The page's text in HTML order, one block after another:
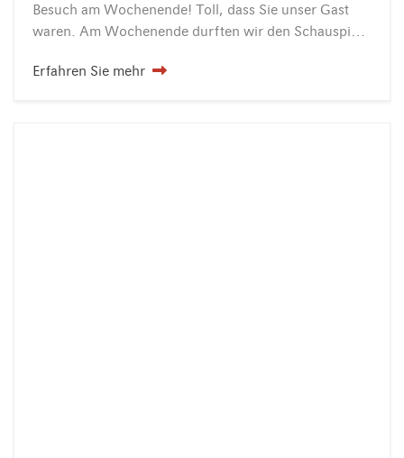
Besuch am Wochenende! Toll, dass Sie unser Gast
waren. Am Wochenende durften wir den Schauspieler Jürgen Vogel (bekannt u.a. aus „Die Welle“, Til Schweigers „Keinohrhasen“ und vielen Tatort-Folgen) als…
Erfahren Sie mehr